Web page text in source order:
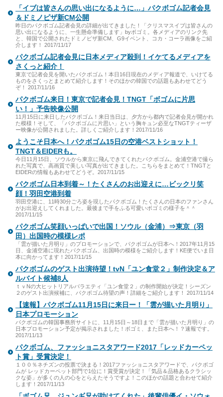
「イブは皆さんの思い出になるように…」パクボゴム記者会見
＆ドミノピザ新CM公開
昨日のパクボゴム記者会見の詳細が出てきました！「クリスマスイブは皆さんの
思い出になるように、一生懸命準備します」byボゴミ。各メディアのリンク先
と、韓国で公開されたドミノピザ新CM、G9イベント、コカ・コーラ画像をご紹
介します！ 2017/11/17
パクボゴム記者会見に日本メディア殺到！イケてるメディアを
さくっと紹介！
東京で記者会見を開いたパクボゴム！本日16日現在のメディア報道で、いけてる
ものをさくっとまとめて紹介します！そのほかの韓国での話題もあわせてどう
ぞ！ 2017/11/16
パクボゴム来日！東京で記者会見！TNGT「ボゴムに片思
い！」予告映像公開
11月15日に来日したパクボゴム！来日当日は、夕方から都内で記者会見が開かれ
た模様！そして、「パクボゴムに片思い」という胸キュン必至なTNGTティーザ
ー映像が公開されました。詳しくご紹介します！2017/11/16
ようこそ日本へ！パクボゴム15日の空港ベストショット！
TNGT＆EIDERも。
今日11月15日、ソウルから東京に飛んできてくれたパクボゴム。金浦空港で撮ら
れた写真で、高画質で美しい写真が出てきました。こちらをまとめて！TNGTと
EIDERの情報もあわせてどうぞ。2017/11/15
パクボゴム日本到着～！たくさんのお出迎えに…ビックリ笑
顔！羽田空港到着
羽田空港に、11時30分ごろ姿を現したパクボゴム！たくさんの日本のファンさん
がお出迎えしてくれました。最後まで手をふる可愛いボゴミの様子を＾＾
2017/11/15
パクボゴム笑顔いっぱいで出国！ソウル（金浦）⇒東京（羽
田）出国時の模様レポ
「雲が描いた月明り」のプロモーションで、パクボゴムが日本へ！2017年11月15
日、金浦空港に現れたパクボゴム、出国時の模様をご紹介します！KE便でいま日
本に向かってます！2017/11/15
パクボゴムのゲスト出演待望！tvN「ユン食堂２」制作決定＆ア
ルバイト候補8人
ｔｖNの大ヒットリアルバラエティ「ユン食堂２」の制作開始が決定！シーズン
２のゲスト出演候補に、パクボゴム待望の声！詳細をご紹介します！ 2017/11/14
【速報】パクボゴム11月15日に来日ー！「雲が描いた月明り」
日本プロモーション
パクボゴムの韓国事務所サイトに、11月15日～18日まで「雲が描いた月明り」の
日本プロモーション予定が掲示されました！ボゴミ、また日本へ！？速報です。
2017/11/13
パクボゴム、ファッショニスタアワード2017「レッドカーペッ
ト賞」受賞決定！
１００％ネチズンの投票で決まる！2017ファッショニスタアワードで、パクボゴ
ムが レッドカーペット部門で1位に！賞受賞が決定！「気品＆品格あるクラシッ
クな姿」が多くの人の心をとらえたそうですよ！このほかの話題と合わせて紹介
します！2017/11/13